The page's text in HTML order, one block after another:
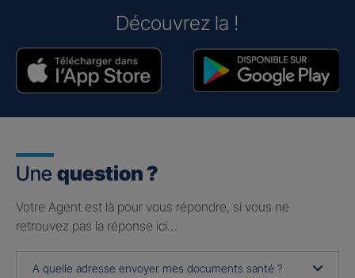
Découvrez la !
Une question ?
Votre Agent est là pour vous répondre, si vous ne
retrouvez pas la réponse ici…
A quelle adresse envoyer mes documents santé ?